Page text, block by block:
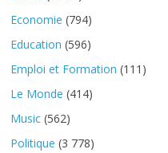
Economie (794)
Education (596)
Emploi et Formation (111)
Le Monde (414)
Music (562)
Politique (3 778)